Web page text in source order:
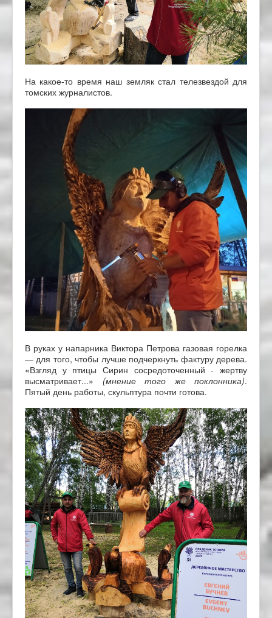
На какое-то время наш земляк стал телезвездой для
томских журналистов.
В руках у напарника Виктора Петрова газовая горелка
— для того, чтобы лучше подчеркнуть фактуру дерева.
«Взгляд у птицы Сирин сосредоточенный - жертву
высматривает...» (мнение того же поклонника).
Пятый день работы, скульптура почти готова.